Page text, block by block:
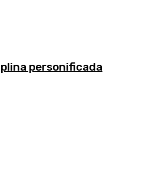
personificada